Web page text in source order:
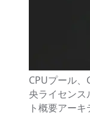
CPUプール
央ライセンス
ト概要アー